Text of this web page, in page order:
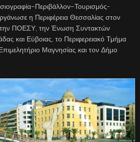
η Περιφέρεια Θεσσαλίας στον
την ΠΟΕΣΥ, την Ένωση Συντακτών
και Εύβοιας, το Περιφερειακό Τμήμα
Μαγνησίας και τον Δήμο